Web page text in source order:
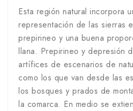
Esta región natural incorpora
representación de las sierras
prepirineo y una buena
llana. Prepirineo y depresión
artífices de escenarios de
como los que van desde las
los bosques y prados de
la comarca. En medio se